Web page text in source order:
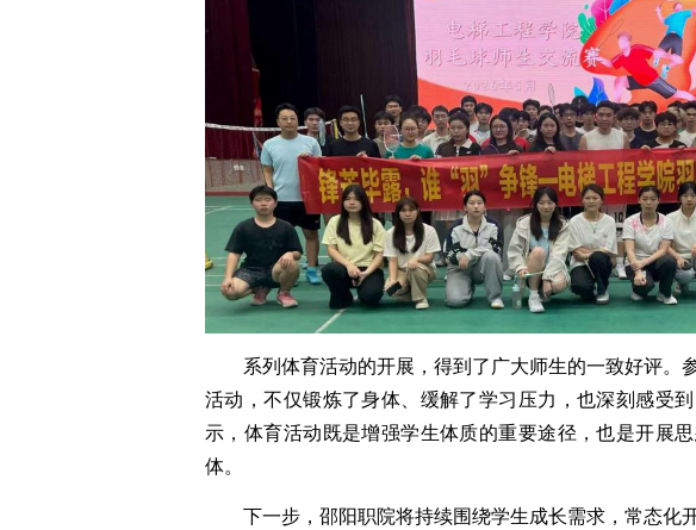
系列体育活动的开展，得到了广大师生的一致好评。
活动，不仅锻炼了身体、缓解了学习压力，也深刻感受
示，体育活动既是增强学生体质的重要途径，也是开展
体。
下一步，邵阳职院将持续围绕学生成长需求，常态化